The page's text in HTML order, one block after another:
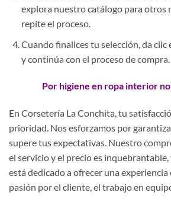
explora nuestro catálogo para otros
repite el proceso.
Cuando finalices tu selección, da clic
y continúa con el proceso de compra.
Por higiene en ropa interior
En Corsetería La Conchita, tu
prioridad. Nos esforzamos por
supere tus expectativas. Nuestro
el servicio y el precio es
está dedicado a ofrecer una
pasión por el cliente, el trabajo en